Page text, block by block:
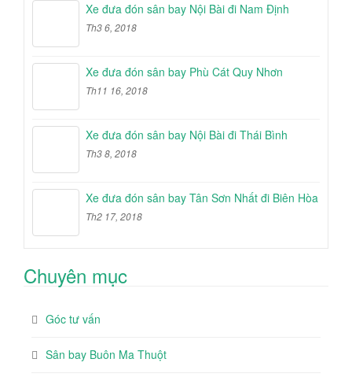
Xe đưa đón sân bay Nội Bài đi Nam Định
Th3 6, 2018
Xe đưa đón sân bay Phù Cát Quy Nhơn
Th11 16, 2018
Xe đưa đón sân bay Nội Bài đi Thái Bình
Th3 8, 2018
Xe đưa đón sân bay Tân Sơn Nhất đi Biên Hòa
Th2 17, 2018
Chuyên mục
Góc tư vấn
Sân bay Buôn Ma Thuột